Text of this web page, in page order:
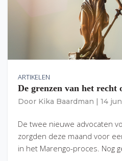
ARTIKELEN
De grenzen van het recht
Door Kika Baardman 14
De twee nieuwe advocaten
zorgden deze maand voor
in het Marengo-proces. Nog